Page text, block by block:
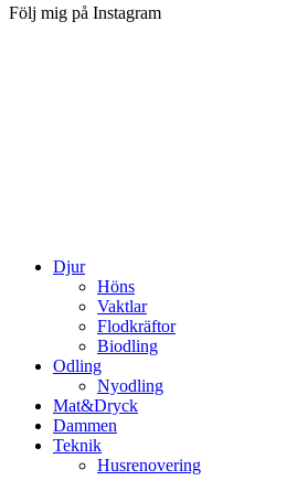
Följ mig på Instagram
Djur
Höns
Vaktlar
Flodkräftor
Biodling
Odling
Nyodling
Mat&Dryck
Dammen
Teknik
Husrenovering